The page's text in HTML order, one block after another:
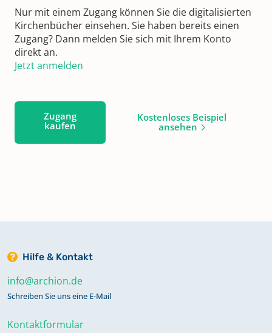
Nur mit einem Zugang können Sie die digitalisierten
Kirchenbücher einsehen. Sie haben bereits einen
Zugang? Dann melden Sie sich mit Ihrem Konto
direkt an.
Jetzt anmelden
Zugang
kaufen
Kostenloses Beispiel
ansehen
Hilfe & Kontakt
info@archion.de
Schreiben Sie uns eine E-Mail
Kontaktformular